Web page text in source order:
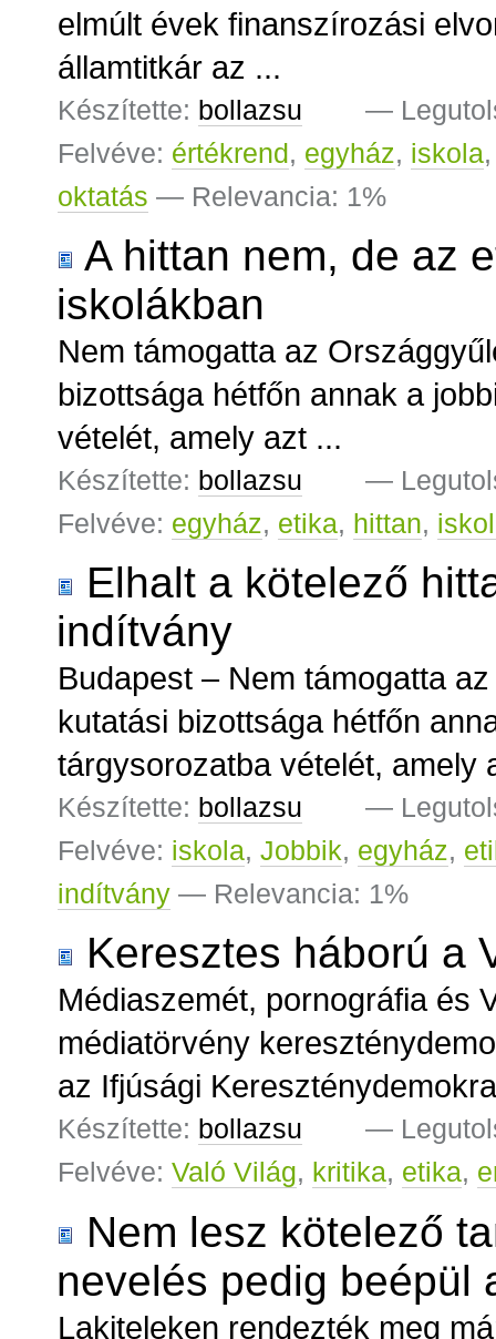
elmúlt évek finanszírozási
államtitkár az ...
Készítette: bollazsu —
Felvéve: értékrend, egyház, iskola
oktatás — Relevancia: 1%
A hittan nem, de az
iskolákban
Nem támogatta az
bizottsága hétfőn annak a
vételét, amely azt ...
Készítette: bollazsu —
Felvéve: egyház, etika, hittan,
Elhalt a kötelező
indítvány
Budapest – Nem támogatta
kutatási bizottsága hétfőn
tárgysorozatba vételét, amely
Készítette: bollazsu —
Felvéve: iskola, Jobbik, egyház,
indítvány — Relevancia: 1%
Keresztes háború a
Médiaszemét, pornográfia és
médiatörvény
az Ifjúsági
Készítette: bollazsu —
Felvéve: Való Világ, kritika, etika,
Nem lesz kötelező
nevelés pedig beépül
Lakiteleken rendezték meg